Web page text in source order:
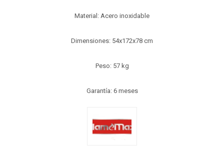
Material: Acero inoxidable
Dimensiones: 54x172x78 cm
Peso: 57 kg
Garantía: 6 meses